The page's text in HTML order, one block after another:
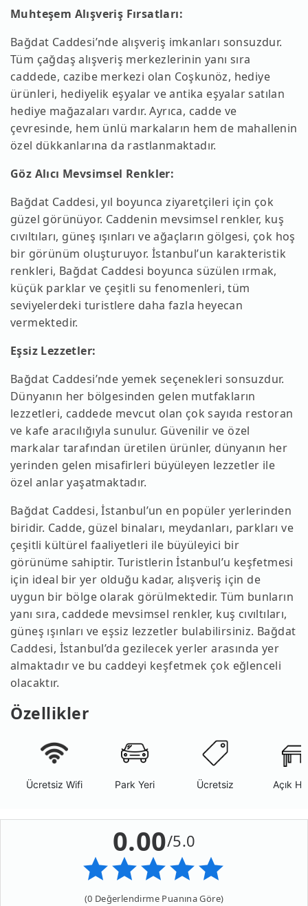
Muhteşem Alışveriş Fırsatları:
Bağdat Caddesi’nde alışveriş imkanları sonsuzdur.
Tüm çağdaş alışveriş merkezlerinin yanı sıra
caddede, cazibe merkezi olan Coşkunöz, hediye
ürünleri, hediyelik eşyalar ve antika eşyalar satılan
hediye mağazaları vardır. Ayrıca, cadde ve
çevresinde, hem ünlü markaların hem de mahallenin
özel dükkanlarına da rastlanmaktadır.
Göz Alıcı Mevsimsel Renkler:
Bağdat Caddesi, yıl boyunca ziyaretçileri için çok
güzel görünüyor. Caddenin mevsimsel renkler, kuş
cıvıltıları, güneş ışınları ve ağaçların gölgesi, çok hoş
bir görünüm oluşturuyor. İstanbul’un karakteristik
renkleri, Bağdat Caddesi boyunca süzülen ırmak,
küçük parklar ve çeşitli su fenomenleri, tüm
seviyelerdeki turistlere daha fazla heyecan
vermektedir.
Eşsiz Lezzetler:
Bağdat Caddesi’nde yemek seçenekleri sonsuzdur.
Dünyanın her bölgesinden gelen mutfakların
lezzetleri, caddede mevcut olan çok sayıda restoran
ve kafe aracılığıyla sunulur. Güvenilir ve özel
markalar tarafından üretilen ürünler, dünyanın her
yerinden gelen misafirleri büyüleyen lezzetler ile
özel anlar yaşatmaktadır.
Bağdat Caddesi, İstanbul’un en popüler yerlerinden
biridir. Cadde, güzel binaları, meydanları, parkları ve
çeşitli kültürel faaliyetleri ile büyüleyici bir
görünüme sahiptir. Turistlerin İstanbul’u keşfetmesi
için ideal bir yer olduğu kadar, alışveriş için de
uygun bir bölge olarak görülmektedir. Tüm bunların
yanı sıra, caddede mevsimsel renkler, kuş cıvıltıları,
güneş ışınları ve eşsiz lezzetler bulabilirsiniz. Bağdat
Caddesi, İstanbul’da gezilecek yerler arasında yer
almaktadır ve bu caddeyi keşfetmek çok eğlenceli
olacaktır.
Özellikler
Ücretsiz Wifi Park Yeri Ücretsiz Açık
0.00/5.0
(0 Değerlendirme Puanına Göre)